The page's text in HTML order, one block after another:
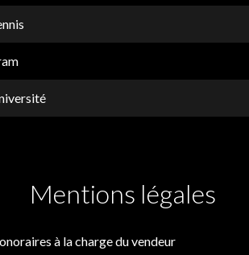
Mentions légales
à la charge du vendeur